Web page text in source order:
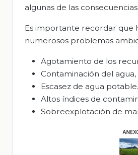
algunas de las
Es importante recordar que
numerosos problemas
Agotamiento de los
Contaminación del agua,
Escasez de agua potable.
Altos índices de
Sobreexplotación de